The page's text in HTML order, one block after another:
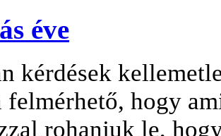
éve
kérdések
felmérhető, hogy
rohanjuk le,